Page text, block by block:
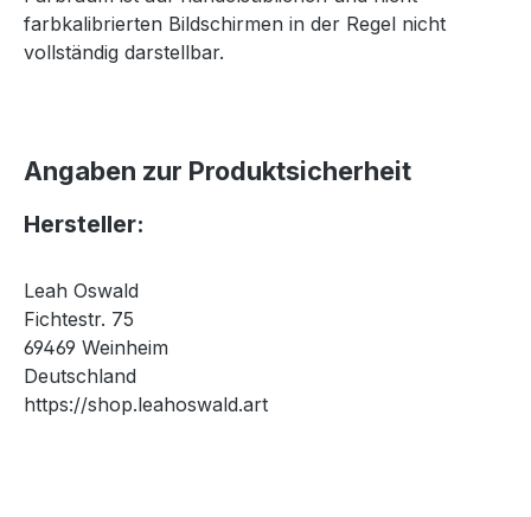
farbkalibrierten Bildschirmen in der Regel nicht
vollständig darstellbar.
Angaben zur Produktsicherheit
Hersteller:
Leah Oswald
Fichtestr. 75
69469 Weinheim
Deutschland
https://shop.leahoswald.art